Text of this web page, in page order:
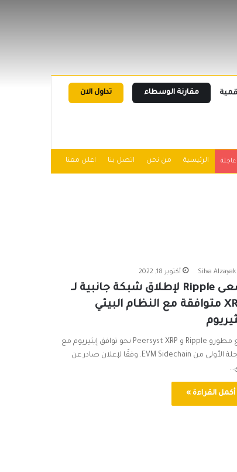
تداول الان مقارنة الوسطاء
عاجلة الرئيسية من نحن اتصل بنا اعلن معنا
Silva Alzayak أكتوبر 18, 2022
تسعى Ripple لإطلاق شبكة جانبية لـ
XRPL متوافقة مع النظام البيئي
يدفع مطورو Ripple و Peersyst XRP نحو توافق إيثيريوم مع
المرحلة الأولى من EVM Sidechain. وفقًا لإعلان صادر عن
أكمل القراءة »